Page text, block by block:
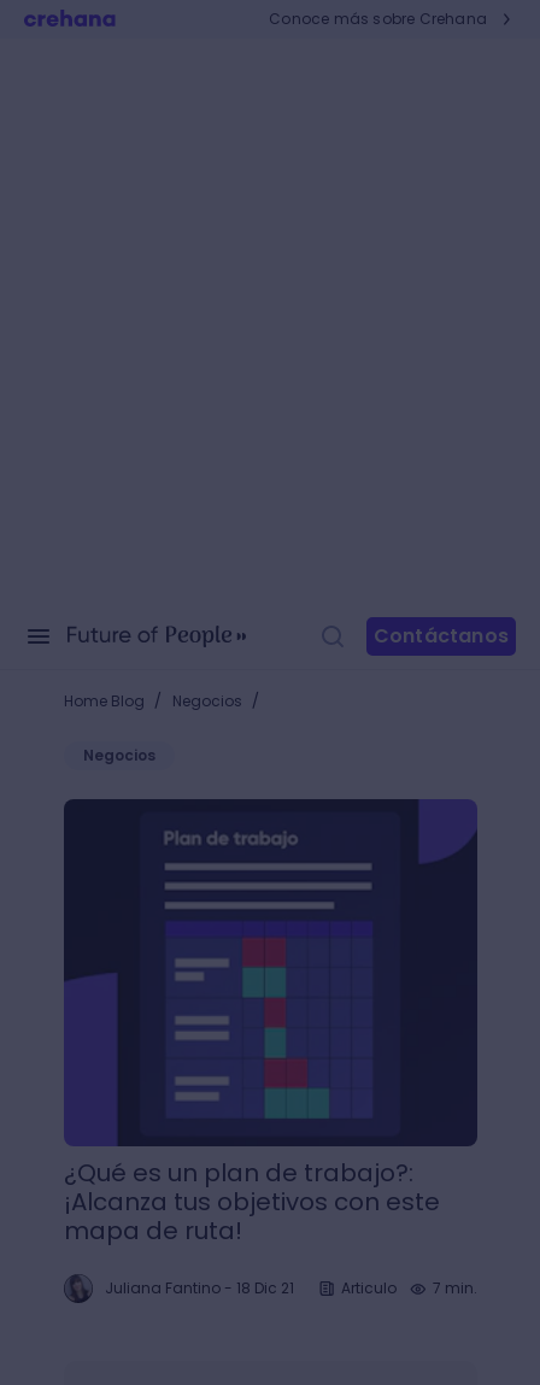
Conoce más sobre Crehana
Contáctanos
Home Blog / Negocios /
Negocios
¿Qué es un plan de trabajo?: ¡Alcanza tus
¿Qué es un plan de trabajo?:
¡Alcanza tus objetivos con este
mapa de ruta!
Juliana Fantino- 18 Dic 21 Articulo 7 min.